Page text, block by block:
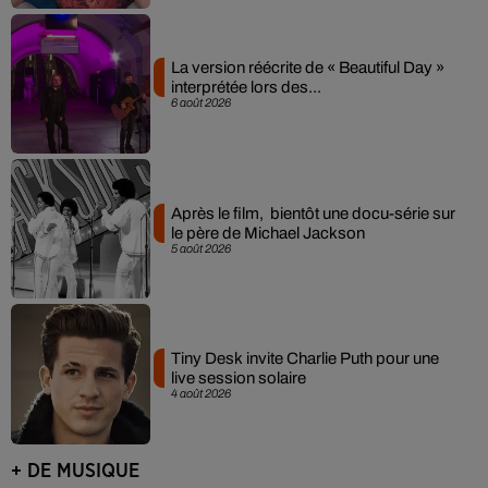
6 août 2026
La version réécrite de « Beautiful Day »
interprétée lors des...
5 août 2026
Après le film, bientôt une docu-série sur
le père de Michael Jackson
4 août 2026
Tiny Desk invite Charlie Puth pour une
live session solaire
+ DE MUSIQUE